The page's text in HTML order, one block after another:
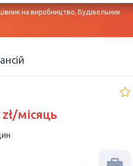
на виробництво,Будівельник
місяць